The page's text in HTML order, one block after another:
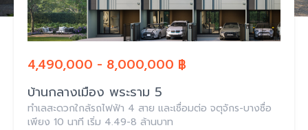
4,490,000 - 8,000,000 ฿
บ้านกลางเมือง พระราม 5
ทำเลสะดวกใกล้รถไฟฟ้า 4 สาย และเชื่อมต่อ จตุจักร-บางซื่อ
เพียง 10 นาที เริ่ม 4.49-8 ล้านบาท